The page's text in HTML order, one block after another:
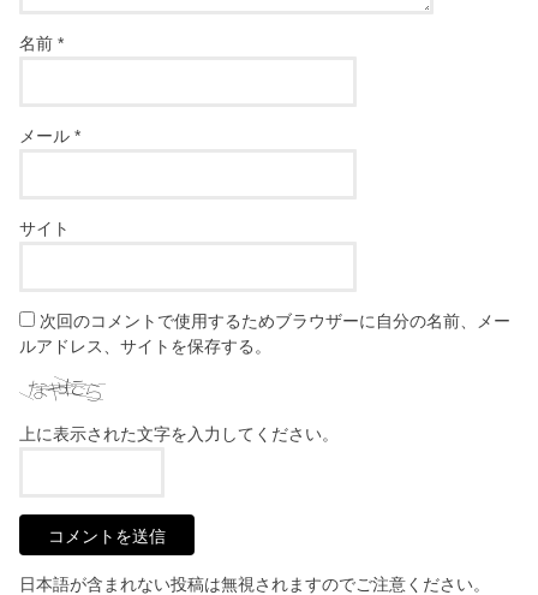
名前*
メール*
サイト
次回のコメントで使用するためブラウザーに自分の名前、メー
ルアドレス、サイトを保存する。
上に表示された文字を入力してください。
日本語が含まれない投稿は無視されますのでご注意ください。